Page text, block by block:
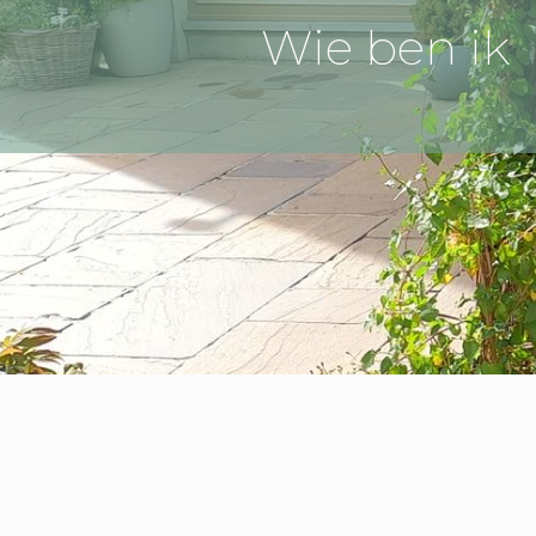
Wie ben ik